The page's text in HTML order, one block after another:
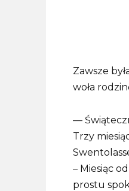
Zawsze
woła
—
Trzy
– Miesiąc
prostu